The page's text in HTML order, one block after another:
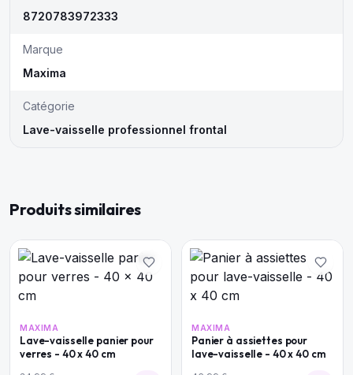
8720783972333
Marque
Maxima
Catégorie
Lave-vaisselle professionnel frontal
Produits similaires
MAXIMA
Lave-vaisselle panier pour
verres - 40 x 40 cm
MAXIMA
Panier à assiettes pour
lave-vaisselle - 40 x 40 cm